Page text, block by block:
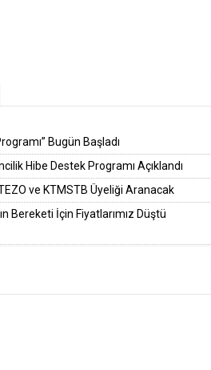
Bugün Başladı
Hibe Destek Programı Açıklandı
ve KTMSTB Üyeliği Aranacak
Bereketi İçin Fiyatlarımız Düştü